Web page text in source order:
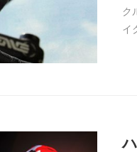
ク
イ